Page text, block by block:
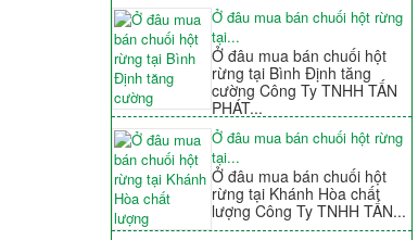
Ở đâu mua bán chuối hột rừng
tại...
Ở đâu mua bán chuối hột
rừng tại Bình Định tăng
cường Công Ty TNHH TẤN
PHÁT...
Ở đâu mua bán chuối hột rừng
tại...
Ở đâu mua bán chuối hột
rừng tại Khánh Hòa chất
lượng Công Ty TNHH TẤN...